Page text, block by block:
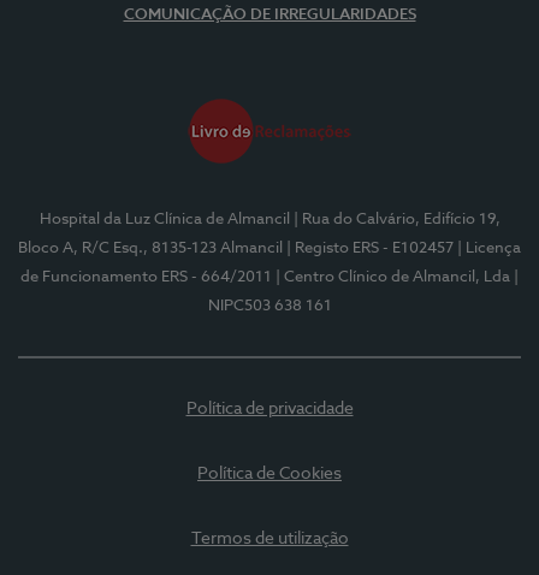
COMUNICAÇÃO DE IRREGULARIDADES
Hospital da Luz Clínica de Almancil
| Rua do Calvário, Edifício 19,
Bloco A, R/C Esq., 8135-123 Almancil
| Registo ERS - E102457
| Licença
de Funcionamento ERS - 664/2011
| Centro Clínico de Almancil, Lda
NIPC503 638 161
Política de privacidade
Política de Cookies
Termos de utilização